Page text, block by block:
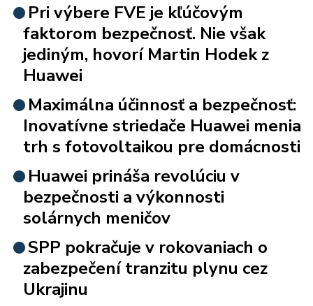
Pri výbere FVE je kľúčovým
faktorom bezpečnosť. Nie však
jediným, hovorí Martin Hodek z
Huawei
Maximálna účinnosť a bezpečnosť:
Inovatívne striedače Huawei menia
trh s fotovoltaikou pre domácnosti
Huawei prináša revolúciu v
bezpečnosti a výkonnosti
solárnych meničov
SPP pokračuje v rokovaniach o
zabezpečení tranzitu plynu cez
Ukrajinu